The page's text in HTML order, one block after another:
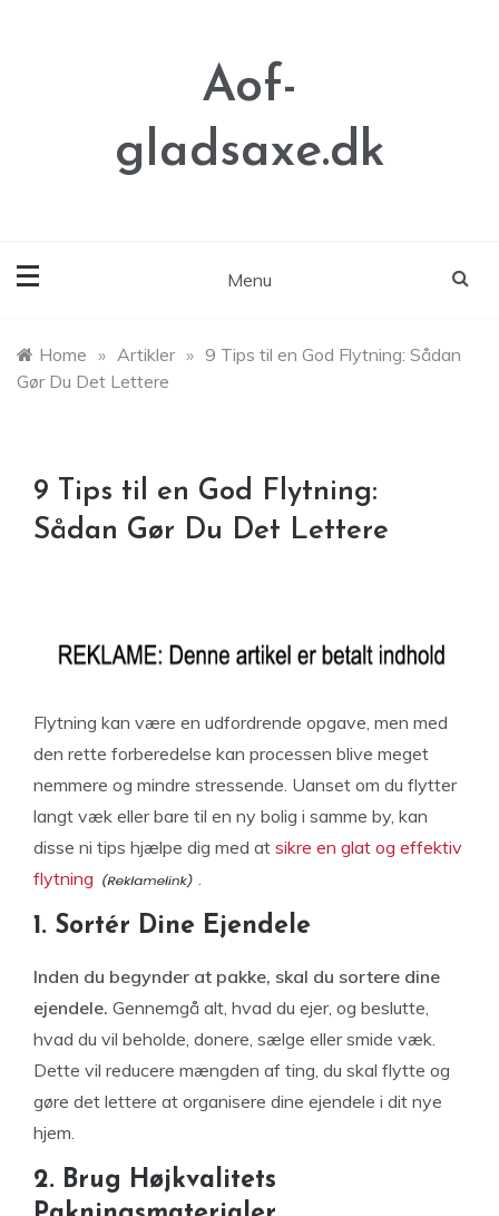
Aof-
gladsaxe.dk
Menu
Home » Artikler » 9 Tips til en God Flytning: Sådan
Gør Du Det Lettere
9 Tips til en God Flytning:
Sådan Gør Du Det Lettere
Flytning kan være en udfordrende opgave, men med
den rette forberedelse kan processen blive meget
nemmere og mindre stressende. Uanset om du flytter
langt væk eller bare til en ny bolig i samme by, kan
disse ni tips hjælpe dig med at sikre en glat og effektiv
flytning
.
1. Sortér Dine Ejendele
Inden du begynder at pakke, skal du sortere dine
ejendele. Gennemgå alt, hvad du ejer, og beslutte,
hvad du vil beholde, donere, sælge eller smide væk.
Dette vil reducere mængden af ting, du skal flytte og
gøre det lettere at organisere dine ejendele i dit nye
hjem.
2. Brug Højkvalitets